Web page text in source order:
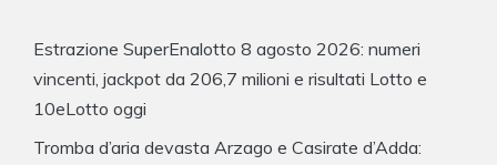
Estrazione SuperEnalotto 8 agosto 2026: numeri
vincenti, jackpot da 206,7 milioni e risultati Lotto e
10eLotto oggi
Tromba d’aria devasta Arzago e Casirate d’Adda: